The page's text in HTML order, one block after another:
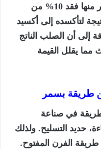
– يوجد عدة عيوب لطريقة بسمر منها فقد 10% من
لتأكسده إلى أكسيد
إلى أن الصلب الناتج
مما يقلل القيمة
طريقة بسمر
في صناعة
حديد التسليح. ولذلك
الفرن المفتوح.